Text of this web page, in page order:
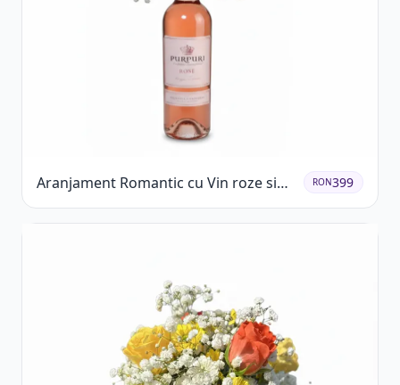
Aranjament Romantic cu Vin roze si
Flori pastel
RON399